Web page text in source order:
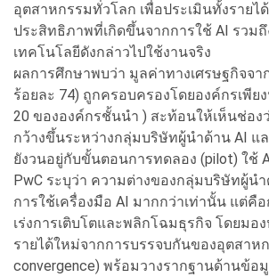
อุตสาหกรรมทั่วโลก เพื่อประเมินทั้งรายไ
ประสิทธิภาพที่เกิดขึ้นจากการใช้ AI รวม
เทคโนโลยีดังกล่าวไปใช้งานจริง
ผลการศึกษาพบว่า มูลค่าทางเศรษฐกิจจา
ร้อยละ 74) ถูกครอบครองโดยองค์กรเพีย
20 ขององค์กรชั้นนำ ) สะท้อนให้เห็นช่อง
กว้างขึ้นระหว่างกลุ่มบริษัทผู้นำด้าน AI แ
ยังวนอยู่กับขั้นตอนการทดลอง (pilot) ใช้
PwC ระบุว่า ความต่างของกลุ่มบริษัทผู้น
การใช้เครื่องมือ AI มากกว่าเท่านั้น แต่คือ
เร่งการเติบโตและพลิกโฉมธุรกิจ โดยมอ
รายได้ใหม่จากการบรรจบกันของอุตสาห
convergence) พร้อมวางรากฐานด้านข้อ